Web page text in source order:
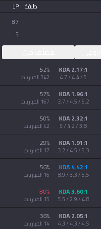
طبقة LP
87
5
2.17:1 KDA
5 / 4.4 / 4.7
52%
342المباريات
1.96:1 KDA
5.2 / 4.5 / 3.7
57%
167 المباريات
2.32:1 KDA
3.8 / 4.2 / 6
50%
42المباريات
1.91:1 KDA
5.3 / 4.5 / 3.2
29%
17 المباريات
4.42:1 KDA
5.5 / 3.3 / 8.9
56%
16 المباريات
3.60:1 KDA
4.8 / 2.9 / 5.5
80%
15 المباريات
2.05:1 KDA
4.5 / 4.3 / 4.3
36%
14 المباريات